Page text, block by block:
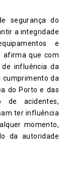
segurança do
a integridade
e
afirma que com
influência da
cumprimento da
do Porto e das
acidentes,
ter influência
momento,
da autoridade